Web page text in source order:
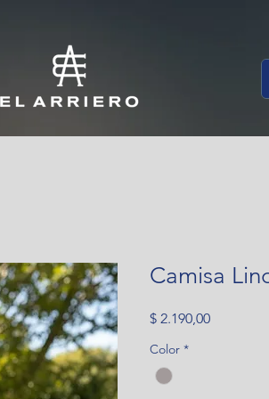
Camisa
$ 2.190,00Precio
Color *